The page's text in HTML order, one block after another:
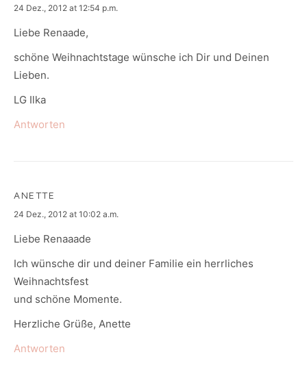
says:
24 Dez., 2012 at 12:54 p.m.
Liebe Renaade,
schöne Weihnachtstage wünsche ich Dir und Deinen
Lieben.
LG Ilka
Antworten
ANETTE
says:
24 Dez., 2012 at 10:02 a.m.
Liebe Renaaade
Ich wünsche dir und deiner Familie ein herrliches
Weihnachtsfest
und schöne Momente.
Herzliche Grüße, Anette
Antworten